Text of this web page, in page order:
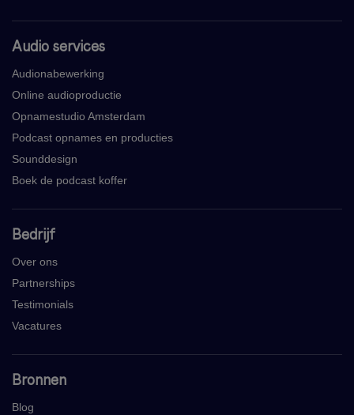
Audio services
Audionabewerking
Online audioproductie
Opnamestudio Amsterdam
Podcast opnames en producties
Sounddesign
Boek de podcast koffer
Bedrijf
Over ons
Partnerships
Testimonials
Vacatures
Bronnen
Blog